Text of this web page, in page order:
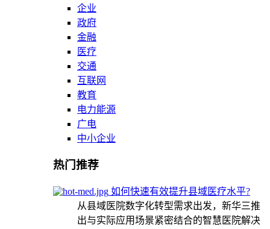
企业
政府
金融
医疗
交通
互联网
教育
电力能源
广电
中小企业
热门推荐
如何快速有效提升县域医疗水平?
从县域医院数字化转型需求出发，新华三推
出与实际应用场景紧密结合的智慧医院解决